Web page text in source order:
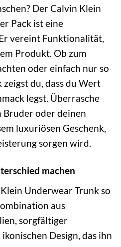
Der Calvin Klein
Pack ist eine
vereint Funktionalität,
Produkt. Ob zum
oder einfach nur so
zeigst du, dass du Wert
legst. Überrasche
Bruder oder deinen
luxuriösen Geschenk,
sorgen wird.
machen
Underwear Trunk so
aus
sorgfältiger
Design, das ihn